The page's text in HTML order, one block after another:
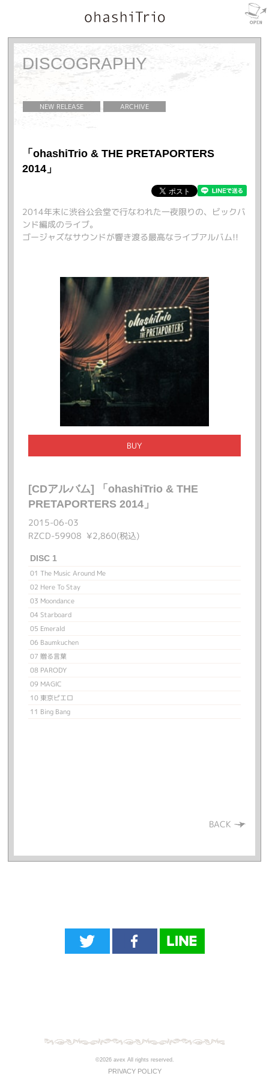
DISCOGRAPHY
NEW RELEASE ARCHIVE
「ohashiTrio & THE PRETAPORTERS
2014」
2014年末に渋谷公会堂で行なわれた一夜限りの、ビックバ
ンド編成のライブ。
ゴージャズなサウンドが響き渡る最高なライブアルバム!!
BUY
[CDアルバム] 「ohashiTrio & THE
PRETAPORTERS 2014」
2015-06-03
RZCD-59908 ¥2,860(税込)
DISC 1
01 The Music Around Me
02 Here To Stay
03 Moondance
04 Starboard
05 Emerald
06 Baumkuchen
07 贈る言葉
08 PARODY
09 MAGIC
10 東京ピエロ
11 Bing Bang
BACK
©2026 avex All rights reserved.
PRIVACY POLICY